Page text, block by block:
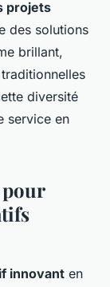
projets
des solutions
brillant,
diversité
service en
pour
innovant en